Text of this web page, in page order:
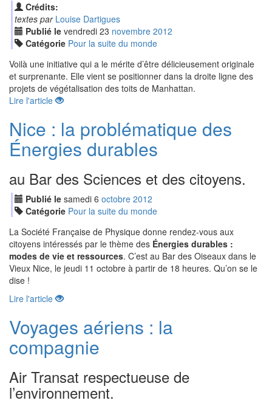
Crédits:
textes par Louise Dartigues
Publié le vendredi 23 novembre 2012
Catégorie Pour la suite du monde
Voilà une initiative qui a le mérite d’être délicieusement originale
et surprenante. Elle vient se positionner dans la droite ligne des
projets de végétalisation des toits de Manhattan.
Lire l'article
Nice : la problématique des
Énergies durables
au Bar des Sciences et des citoyens.
Publié le samedi 6 octobre 2012
Catégorie Pour la suite du monde
La Société Française de Physique donne rendez-vous aux
citoyens intéressés par le thème des Énergies durables :
modes de vie et ressources. C’est au Bar des Oiseaux dans le
Vieux Nice, le jeudi 11 octobre à partir de 18 heures. Qu’on se le
dise !
Lire l'article
Voyages aériens : la
compagnie
Air Transat respectueuse de
l’environnement.